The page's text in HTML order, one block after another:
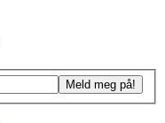
Meld meg på!